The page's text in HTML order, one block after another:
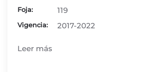
Foja: 119
Vigencia: 2017-2022
Leer más